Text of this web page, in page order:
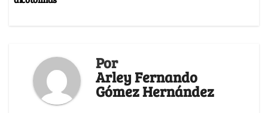
Por
Arley Fernando
Gómez Hernández